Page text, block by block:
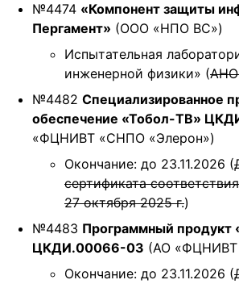
№4474 «Компонент защиты
Пергамент» (ООО «НПО ВС»)
Испытательная
инженерной физики» (
№4482 Специализированное
обеспечение «Тобол-ТВ»
«ФЦНИВТ «СНПО «Элерон»)
Окончание: до 23.11.2026 (
сертификата
27 октября 2025 г.)
№4483 Программный продукт
ЦКДИ.00066-03 (АО «ФЦНИВТ
Окончание: до 23.11.2026 (